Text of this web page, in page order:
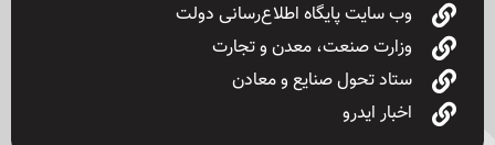
وب سایت پایگاه اطلاع‌رسانی دولت
وزارت صنعت، معدن و تجارت
ستاد تحول صنایع و معادن
اخبار ایدرو